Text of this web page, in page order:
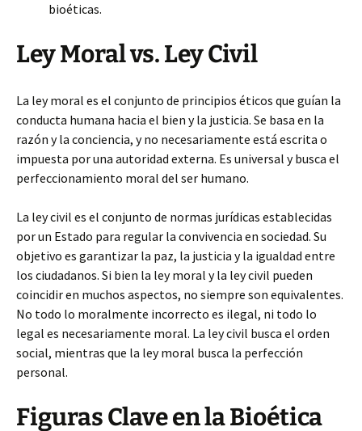
bioéticas.
Ley Moral vs. Ley Civil
La ley moral es el conjunto de principios éticos que guían la
conducta humana hacia el bien y la justicia. Se basa en la
razón y la conciencia, y no necesariamente está escrita o
impuesta por una autoridad externa. Es universal y busca el
perfeccionamiento moral del ser humano.
La ley civil es el conjunto de normas jurídicas establecidas
por un Estado para regular la convivencia en sociedad. Su
objetivo es garantizar la paz, la justicia y la igualdad entre
los ciudadanos. Si bien la ley moral y la ley civil pueden
coincidir en muchos aspectos, no siempre son equivalentes.
No todo lo moralmente incorrecto es ilegal, ni todo lo
legal es necesariamente moral. La ley civil busca el orden
social, mientras que la ley moral busca la perfección
personal.
Figuras Clave en la Bioética